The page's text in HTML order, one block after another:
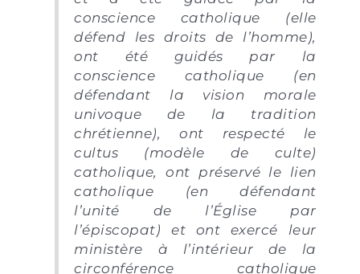
conscience catholique (elle
défend les droits de l’homme),
ont été guidés par la
conscience catholique (en
défendant la vision morale
univoque de la tradition
chrétienne), ont respecté le
cultus (modèle de culte)
catholique, ont préservé le lien
catholique (en défendant
l’unité de l’Église par
l’épiscopat) et ont exercé leur
ministère à l’intérieur de la
circonférence catholique